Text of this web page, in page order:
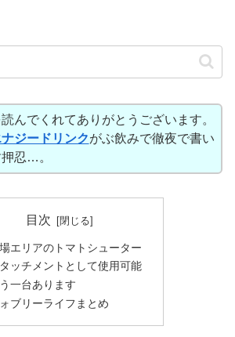
んでくれてありがとうございます。
ジードリンクがぶ飲みで徹夜で書い
忍…。
目次
エリアのトマトシューター
ッチメントとして使用可能
一台あります
ブリーライフまとめ